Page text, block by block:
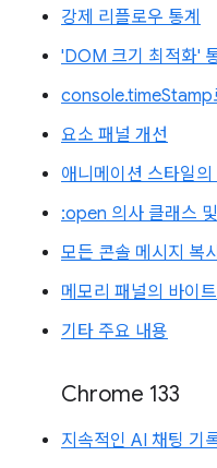
강제 리플로우 통계
'DOM 크기 최적화'
console.timeStamp
요소 패널 개선
애니메이션 스타일
:open 의사 클래스
모든 콘솔 메시지 복
메모리 패널의 바이
기타 주요 내용
Chrome 133
지속적인 AI 채팅 기